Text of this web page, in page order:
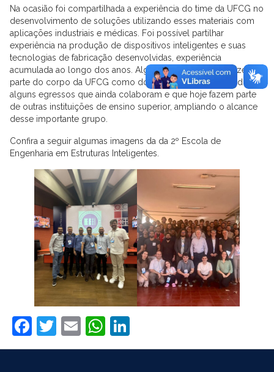
Na ocasião foi compartilhada a experiência do time da UFCG no
desenvolvimento de soluções utilizando esses materiais com
aplicações industriais e médicas. Foi possível partilhar
experiência na produção de dispositivos inteligentes e suas
tecnologias de fabricação desenvolvidas, experiência
acumulada ao longo dos anos. Alguns membros ainda fazem
parte do corpo da UFCG como docentes e discentes tendo
alguns egressos que ainda colaboram e que hoje fazem parte
de outras instituições de ensino superior, ampliando o alcance
desse importante grupo.
Confira a seguir algumas imagens da da 2º Escola de
Engenharia em Estruturas Inteligentes.
Facebook
Twitter
EmailWhatsApp